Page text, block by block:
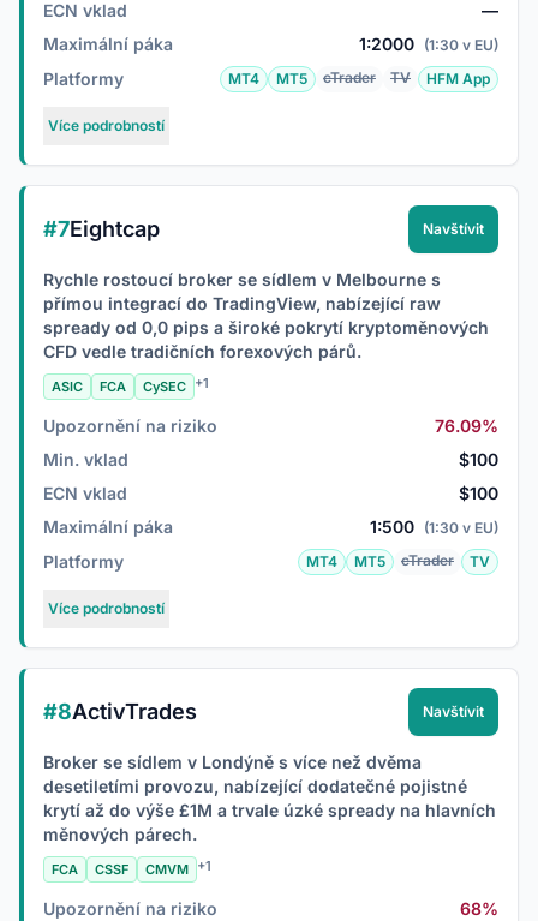
ECN vklad
—
Maximální páka
1:2000 (1:30 v EU)
Platformy MT4 MT5 cTrader TV HFM App
Více podrobností
#7Eightcap Navštívit
Rychle rostoucí broker se sídlem v Melbourne s
přímou integrací do TradingView, nabízející raw
spready od 0,0 pips a široké pokrytí kryptoměnových
CFD vedle tradičních forexových párů.
ASIC FCA CySEC +1
Upozornění na riziko
76.09%
Min. vklad
$100
ECN vklad
$100
Maximální páka
1:500 (1:30 v EU)
Platformy MT4 MT5 cTrader TV
Více podrobností
#8ActivTrades Navštívit
Broker se sídlem v Londýně s více než dvěma
desetiletími provozu, nabízející dodatečné pojistné
krytí až do výše £1M a trvale úzké spready na hlavních
měnových párech.
FCA CSSF CMVM +1
Upozornění na riziko
68%